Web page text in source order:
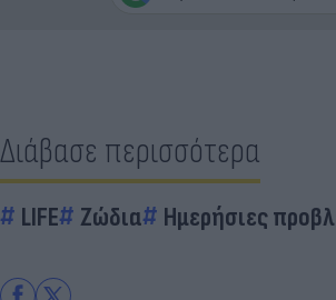
Διάβασε περισσότερα
LIFE Ζώδια Ημερήσιες